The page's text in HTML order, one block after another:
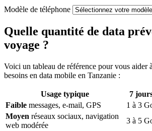
Modèle de téléphone
Quelle quantité de data
voyage ?
Voici un tableau de référence pour vous aider
besoins en data mobile en Tanzanie :
Usage typique 7
Faible messages, e-mail, GPS 1 à 3
Moyen réseaux sociaux, navigation
web modérée
3 à 5